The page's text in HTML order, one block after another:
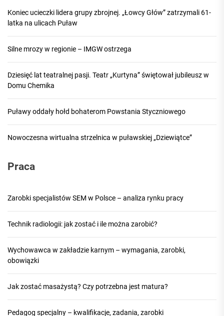
Koniec ucieczki lidera grupy zbrojnej. „Łowcy Głów” zatrzymali 61-
latka na ulicach Puław
Silne mrozy w regionie – IMGW ostrzega
Dziesięć lat teatralnej pasji. Teatr „Kurtyna” świętował jubileusz w
Domu Chemika
Puławy oddały hołd bohaterom Powstania Styczniowego
Nowoczesna wirtualna strzelnica w puławskiej „Dziewiątce”
Praca
Zarobki specjalistów SEM w Polsce – analiza rynku pracy
Technik radiologii: jak zostać i ile można zarobić?
Wychowawca w zakładzie karnym – wymagania, zarobki,
obowiązki
Jak zostać masażystą? Czy potrzebna jest matura?
Pedagog specjalny – kwalifikacje, zadania, zarobki